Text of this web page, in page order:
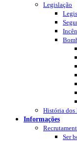
Legislação
História dos
Informações
Ser